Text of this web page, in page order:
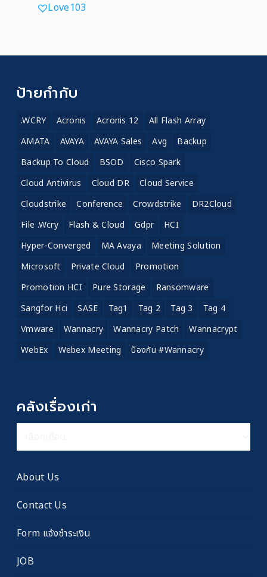
Love103
ป้ายกำกับ
.WCRY Acronis Acronis 12
All Flash Array
AMATA
AVAYA AVAYA Sales Avg
Backup
Backup To Cloud
BSOD
Cisco Spark
Cloud Antivirus
Cloud DR
Cloud Service
Cloudstrike
Conference Crowdstrike
DR2Cloud
File .wcry
Flash & Cloud Gdpr
HCI
Hyper-Converged
MA Avaya
Meeting Solution
Microsoft
Private Cloud
Promotion
Promotion HCI
Pure Storage
Ransomware
Sangfor Hci
SASE Tag1 Tag 2 Tag 3
Tag 4
Vmware
Wannacry Wannacry Patch
Wannacrypt
WebEx
Webex Meeting ป้องกัน #wannacry
คลังเรื่องเก่า
เรื่อง
About Us
Contact Us
Form แจ้งชำระเงิน
JOB